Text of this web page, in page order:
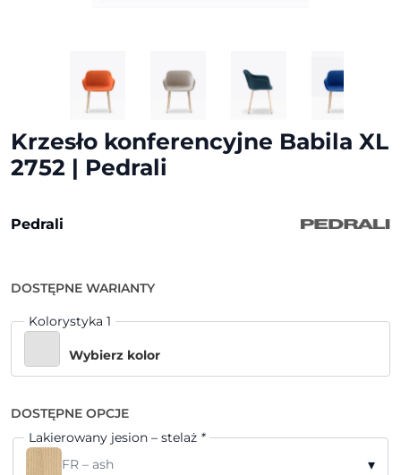
Krzesło konferencyjne Babila XL
2752 | Pedrali
Pedrali
DOSTĘPNE WARIANTY
Kolorystyka 1
Wybierz kolor
DOSTĘPNE OPCJE
Lakierowany jesion – stelaż *
FR – ash
▾